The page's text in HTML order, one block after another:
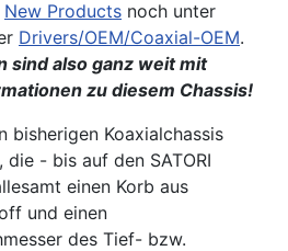
New Products noch unter
Drivers/OEM/Coaxial-OEM.
sind also ganz weit mit
zu diesem Chassis!
bisherigen Koaxialchassis
die - bis auf den SATORI
einen Korb aus
und einen
des Tief- bzw.